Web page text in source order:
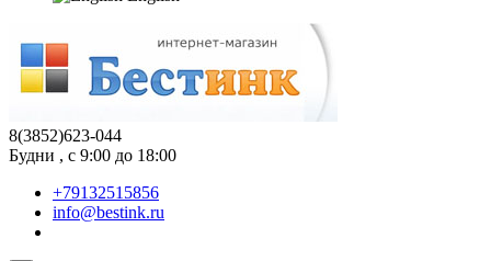
8(3852)623-044
Будни , с 9:00 до 18:00
+79132515856
info@bestink.ru